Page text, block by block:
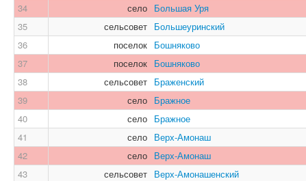
34
село Большая Уря
35
сельсовет Большеуринский
36
поселок Бошняково
37
поселок Бошняково
38
сельсовет Браженский
39
село Бражное
40
село Бражное
41
село Верх-Амонаш
42
село Верх-Амонаш
43
сельсовет Верх-Амонашенский